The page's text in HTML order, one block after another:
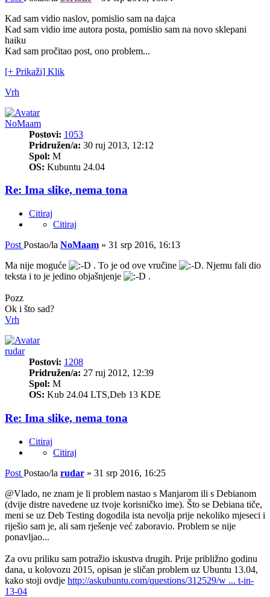
Kad sam vidio naslov, pomislio sam na dajca
Kad sam vidio ime autora posta, pomislio sam na novo sklepani
haiku
Kad sam pročitao post, ono problem...
[+ Prikaži] Klik
Vrh
NoMaam
Postovi: 1053
Pridružen/a: 30 ruj 2013, 12:12
Spol: M
OS: Kubuntu 24.04
Re: Ima slike, nema tona
Citiraj
Citiraj
Post Postao/la NoMaam » 31 srp 2016, 16:13
Ma nije moguće
. To je od ove vručine
. Njemu fali dio
teksta i to je jedino objašnjenje
.
Pozz
Ok i što sad?
Vrh
rudar
Postovi: 1208
Pridružen/a: 27 ruj 2012, 12:39
Spol: M
OS: Kub 24.04 LTS,Deb 13 KDE
Re: Ima slike, nema tona
Citiraj
Citiraj
Post Postao/la rudar » 31 srp 2016, 16:25
@Vlado, ne znam je li problem nastao s Manjarom ili s Debianom
(dvije distre navedene uz tvoje korisničko ime). Što se Debiana tiče,
meni se uz Deb Testing dogodila ista nevolja prije nekoliko mjeseci i
riješio sam je, ali sam rješenje već zaboravio. Problem se nije
ponavljao...
Za ovu priliku sam potražio iskustva drugih. Prije približno godinu
dana, u kolovozu 2015, opisan je sličan problem uz Ubuntu 13.04,
kako stoji ovdje http://askubuntu.com/questions/312529/w ... t-in-
13-04